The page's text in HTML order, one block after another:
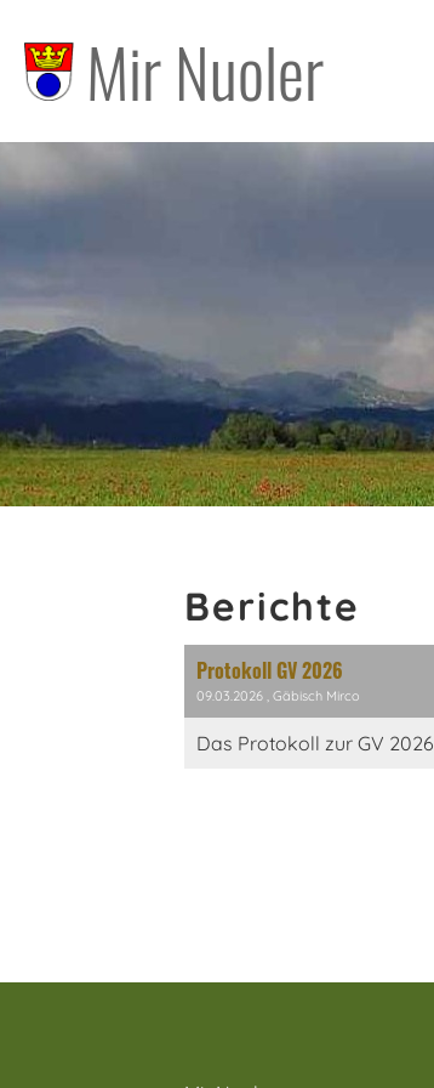
Mir Nuoler
Berichte
Protokoll GV 2026
09.03.2026 , Gäbisch Mirco
Das Protokoll zur GV 2026